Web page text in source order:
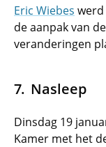
Eric Wiebes
de aanpak van
veranderingen
Nasleep
Dinsdag 19
Kamer met het